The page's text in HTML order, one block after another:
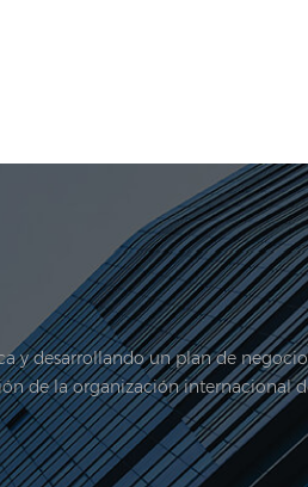
y desarrollando un plan de
de la organización internacional
encuentra Aquí. en 2006, jadever